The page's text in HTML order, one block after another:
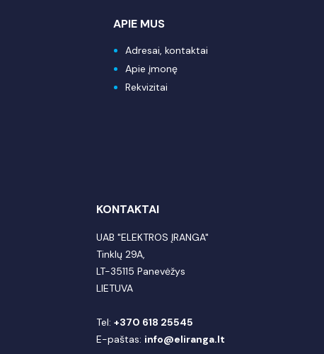
APIE MUS
Adresai, kontaktai
Apie įmonę
Rekvizitai
KONTAKTAI
UAB "ELEKTROS ĮRANGA"
Tinklų 29A,
LT-35115 Panevėžys
LIETUVA
Tel:+370 618 25545
E-paštas: info@eliranga.lt